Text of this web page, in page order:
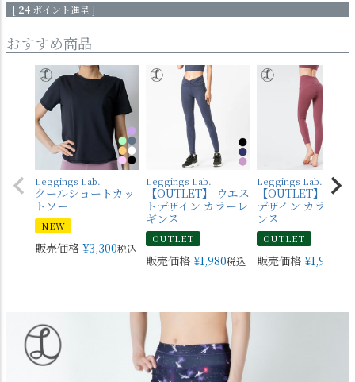
[ 24 ポイント進呈 ]
おすすめ商品
Leggings Lab.
クールショートカッ
トソー
NEW
販売価格 ¥3,300税込
Leggings Lab.
【OUTLET】 ウエス
トデザイン カラーレ
ギンス
OUTLET
販売価格 ¥1,980税込
Leggings Lab.
【OUTLET】 バッ
デザイン カラーレ
ンス
OUTLET
販売価格 ¥1,980